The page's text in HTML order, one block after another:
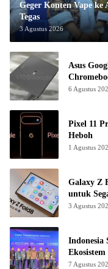
Geger Konten Vape ke
Tegas
3 Agustus 2026
Asus
6 Agustus
Pixel 11
Heboh
1 Agustus
Galaxy Z
untuk
3 Agustus
Indonesia
7 Agustus